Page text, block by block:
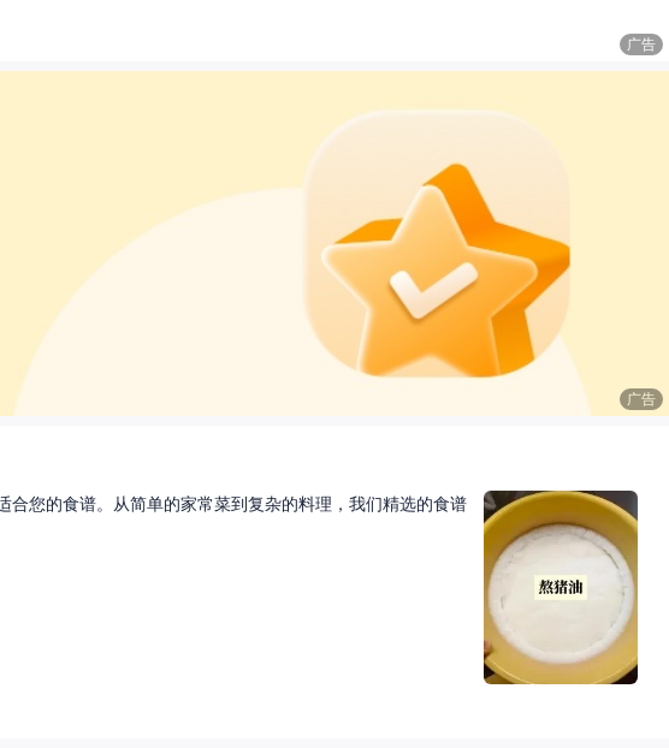
广告
广告
您的食谱。从简单的家常菜到复杂的料理，我们精选的食谱